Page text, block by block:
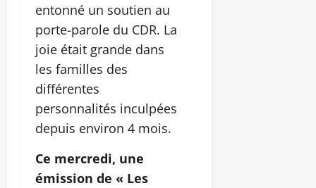
entonné un soutien au
porte-parole du CDR. La
joie était grande dans
les familles des
différentes
personnalités inculpées
depuis environ 4 mois.
Ce mercredi, une
émission de « Les